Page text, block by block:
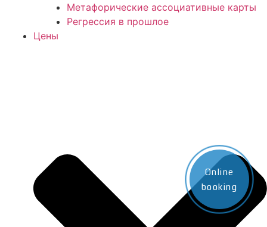
Метафорические ассоциативные карты
Регрессия в прошлое
Цены
Online
booking